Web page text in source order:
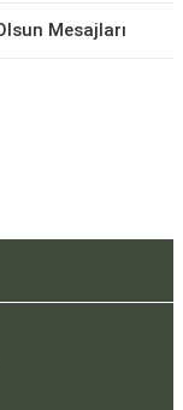
Mesajları